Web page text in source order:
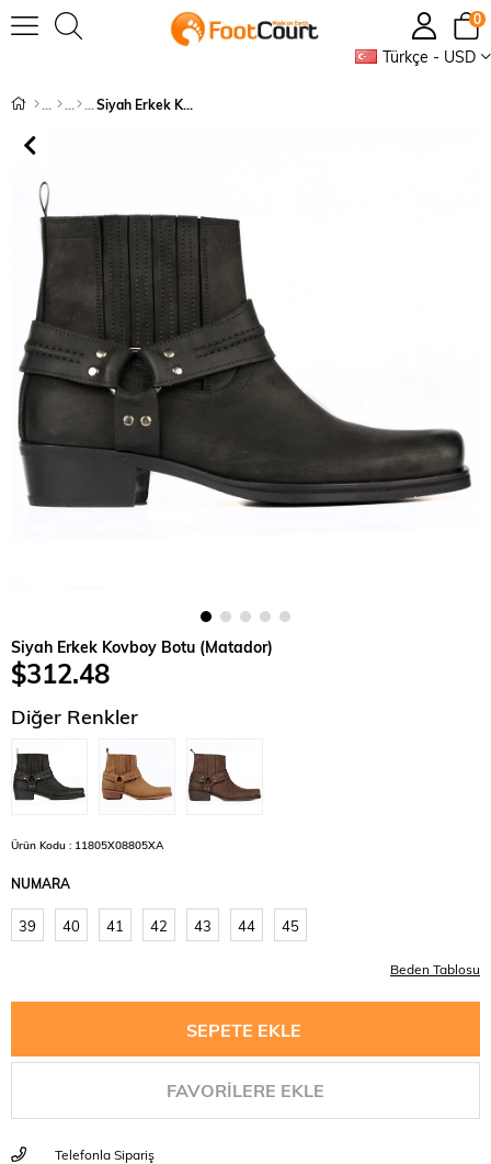
Türkçe - USD
0
Siyah Erkek Kovboy Botu (Matador)
Siyah Erkek Kovboy Botu (Matador)
$312.48
Diğer Renkler
Ürün Kodu : 11805X08805XA
NUMARA
39 40 41 42 43 44 45
Beden Tablosu
FAVORILERE EKLE
Telefonla Sipariş